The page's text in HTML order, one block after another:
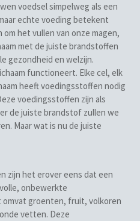
voedsel simpelweg als een
echte voeding betekent
het vullen van onze magen,
met de juiste brandstoffen
gezondheid en welzijn.
functioneert. Elke cel, elk
heeft voedingsstoffen nodig
voedingsstoffen zijn als
de juiste brandstof zullen we
Maar wat is nu de juiste
zijn het erover eens dat een
onbewerkte
omvat groenten, fruit, volkoren
vetten. Deze